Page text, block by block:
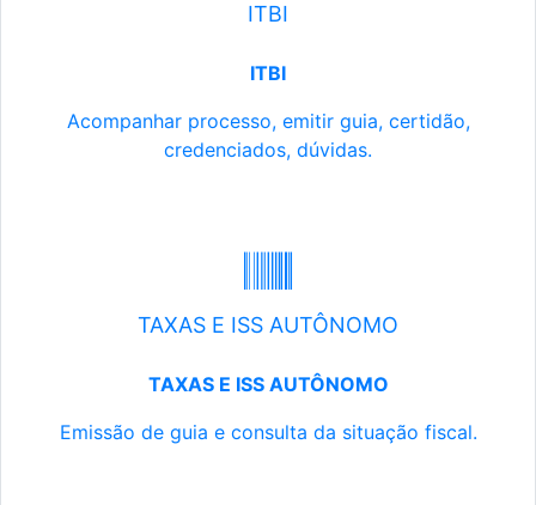
ITBI
ITBI
Acompanhar processo, emitir guia, certidão,
credenciados, dúvidas.
TAXAS E ISS AUTÔNOMO
TAXAS E ISS AUTÔNOMO
Emissão de guia e consulta da situação fiscal.